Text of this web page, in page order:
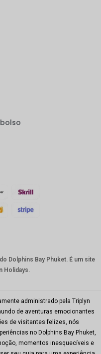
Dolphins Bay Phuket. É um site
Holidays.
administrado pela Triplyn
de aventuras emocionantes
de visitantes felizes, nós
no Dolphins Bay Phuket,
momentos inesquecíveis e